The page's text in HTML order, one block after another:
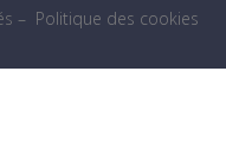
– Politique des cookies